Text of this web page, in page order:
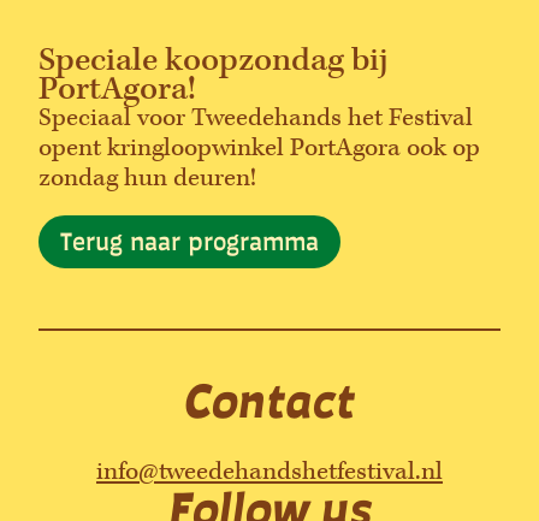
Speciale koopzondag bij
PortAgora!
Speciaal voor Tweedehands het Festival
opent kringloopwinkel PortAgora ook op
zondag hun deuren!
Terug naar programma
Contact
info@tweedehandshetfestival.nl
Follow us